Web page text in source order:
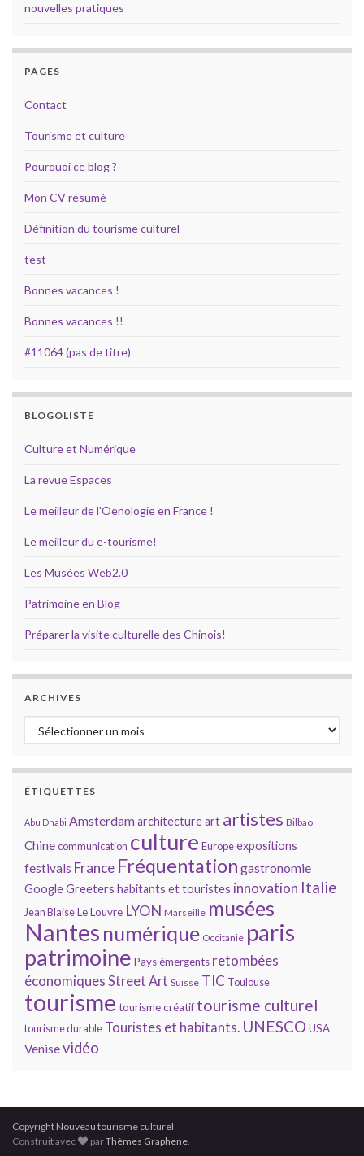
nouvelles pratiques
PAGES
Contact
Tourisme et culture
Pourquoi ce blog ?
Mon CV résumé
Définition du tourisme culturel
test
Bonnes vacances !
Bonnes vacances !!
#11064 (pas de titre)
BLOGOLISTE
Culture et Numérique
La revue Espaces
Le meilleur de l'Oenologie en France !
Le meilleur du e-tourisme!
Les Musées Web2.0
Patrimoine en Blog
Préparer la visite culturelle des Chinois!
ARCHIVES
Archives
ÉTIQUETTES
Abu Dhabi Amsterdamarchitectureart artistes Bilbao
Chinecommunication culture Europeexpositions
festivals France Fréquentation gastronomie
GoogleGreeters habitants et touristes innovation Italie
Jean BlaiseLe Louvre LYON Marseille musées
Nantes numérique Occitanie paris
patrimoine Pays émergents retombées
économiques Street Art Suisse TIC Toulouse
tourisme tourisme créatif tourisme culturel
tourisme durable Touristes et habitants. UNESCO USA
Venisevidéo
Copyright Nouveau tourisme culturel
Construit avec
parThèmes Graphene.